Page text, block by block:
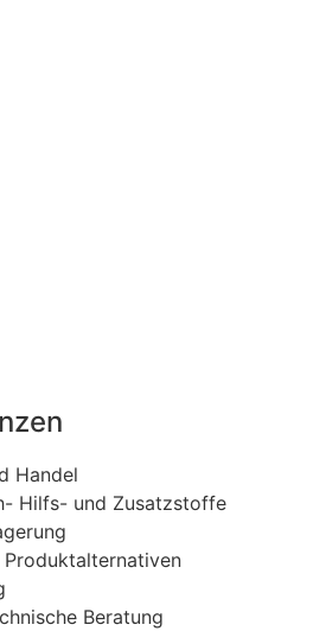
Handel
Hilfs- und Zusatzstoffe
Produktalternativen
Beratung